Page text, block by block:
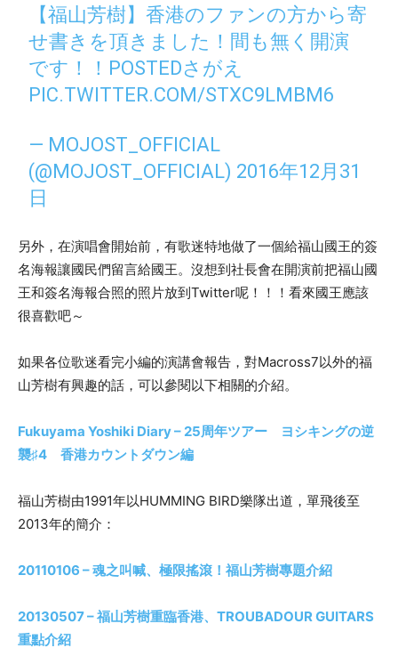
【福山芳樹】香港のファンの方から寄
せ書きを頂きました！間も無く開演
です！！POSTEDさがえ
PIC.TWITTER.COM/STXC9LMBM6
— MOJOST_OFFICIAL
(@MOJOST_OFFICIAL) 2016年12月31
日
另外，在演唱會開始前，有歌迷特地做了一個給福山國王的簽
名海報讓國民們留言給國王。 沒想到社長會在開演前把福山國
王和簽名海報合照的照片放到Twitter呢！！！看來國王應該
很喜歡吧～
如果各位歌迷看完小編的演講會報告，對Macross7以外的福
山芳樹有興趣的話，可以參閱以下相關的介紹。
Fukuyama Yoshiki Diary – 25周年ツアー ヨシキングの逆
襲♯4 香港カウントダウン編
福山芳樹由1991年以HUMMING BIRD樂隊出道，單飛後至
2013年的簡介：
20110106 –魂之叫喊、極限搖滾！福山芳樹專題介紹
20130507 –福山芳樹重臨香港、 TROUBADOUR GUITARS
重點介紹